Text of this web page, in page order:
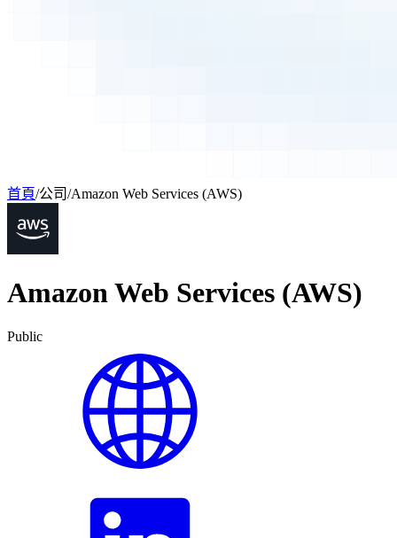
首頁/公司/Amazon Web Services (AWS)
Amazon Web Services (AWS)
Public